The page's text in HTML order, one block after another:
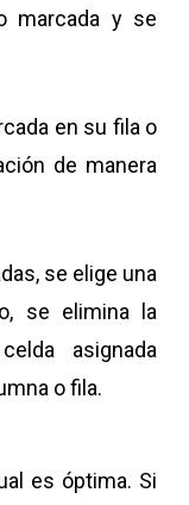
marcada y se
en su fila o
de manera
se elige una
se elimina la
asignada
o fila.
es óptima. Si